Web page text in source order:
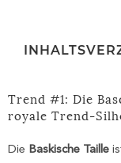
Trend #1: Die
royale Trend-
Die Baskische Taille